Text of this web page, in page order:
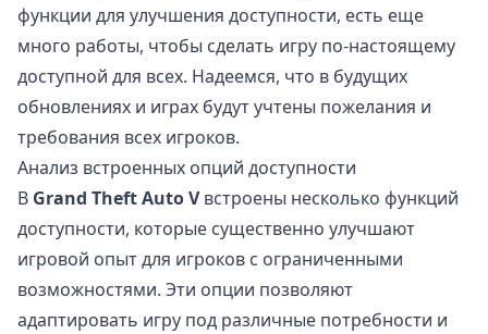
функции для улучшения доступности, есть еще
много работы, чтобы сделать игру по-настоящему
доступной для всех. Надеемся, что в будущих
обновлениях и играх будут учтены пожелания и
требования всех игроков.
Анализ встроенных опций доступности
В Grand Theft Auto Vвстроены несколько функций
доступности, которые существенно улучшают
игровой опыт для игроков с ограниченными
возможностями. Эти опции позволяют
адаптировать игру под различные потребности и